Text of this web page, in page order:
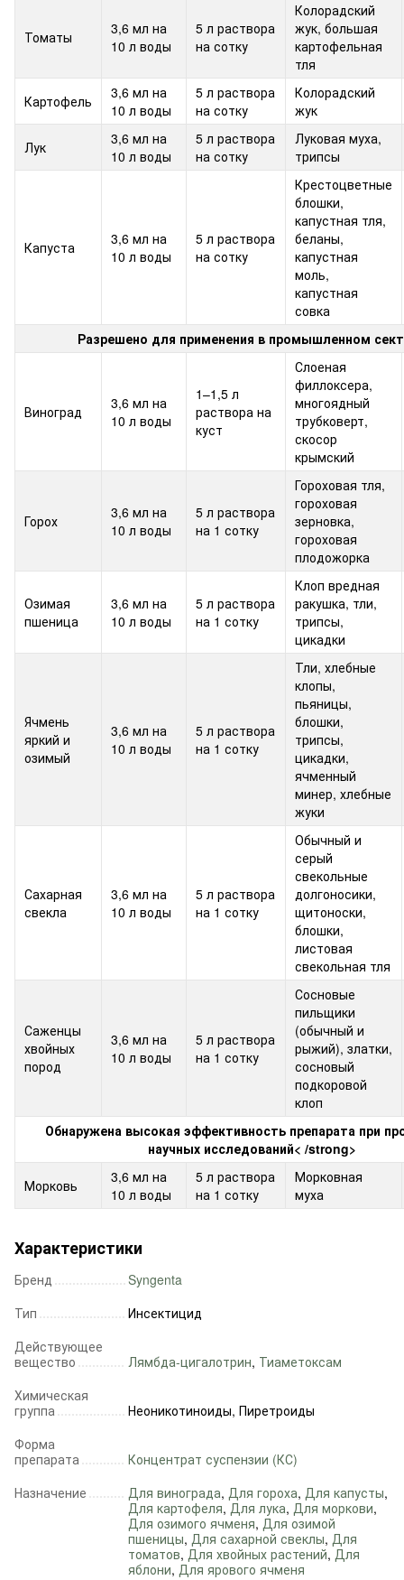
Томаты
3,6 мл на
10 л воды
5 ​​л раствора
на сотку
Колорадский
жук, большая
картофельная
тля
Картофель
3,6 мл на
10 л воды
5 ​​л раствора
на сотку
Колорадский
жук
Лук
3,6 мл на
10 л воды
5 ​​л раствора
на сотку
Луковая муха,
трипсы
Капуста
3,6 мл на
10 л воды
5 ​​л раствора
на сотку
Крестоцветные
блошки,
капустная тля,
беланы,
капустная
моль,
капустная
совка
Разрешено для применения в промышленном
Виноград
3,6 мл на
10 л воды
1–1,5 л
раствора на
куст
Слоеная
филлоксера,
многоядный
трубковерт,
скосор
крымский
Горох
3,6 мл на
10 л воды
5 ​​л раствора
на 1 сотку
Гороховая тля,
гороховая
зерновка,
гороховая
плодожорка
Озимая
пшеница
3,6 мл на
10 л воды
5 ​​л раствора
на 1 сотку
Клоп вредная
ракушка, тли,
трипсы,
цикадки
Ячмень
яркий и
озимый
3,6 мл на
10 л воды
5 ​​л раствора
на 1 сотку
Тли, хлебные
клопы,
пьяницы,
блошки,
трипсы,
цикадки,
ячменный
минер, хлебные
жуки
Сахарная
свекла
3,6 мл на
10 л воды
5 ​​л раствора
на 1 сотку
Обычный и
серый
свекольные
долгоносики,
щитоноски,
блошки,
листовая
свекольная тля
Саженцы
хвойных
пород
3,6 мл на
10 л воды
5 ​​л раствора
на 1 сотку
Сосновые
пильщики
(обычный и
рыжий), златки,
сосновый
подкоровой
клоп
Обнаружена высокая эффективность препарата при
научных исследований< /strong>
Морковь
3,6 мл на
10 л воды
5 ​​л раствора
на 1 сотку
Морковная
муха
Характеристики
Бренд
Syngenta
Тип
Инсектицид
Действующее
вещество
Лямбда-цигалотрин, Тиаметоксам
Химическая
группа
Неоникотиноиды, Пиретроиды
Форма
препарата
Концентрат суспензии (КС)
Назначение
Для винограда, Для гороха, Для капусты,
Для картофеля, Для лука, Для моркови,
Для озимого ячменя, Для озимой
пшеницы, Для сахарной свеклы, Для
томатов, Для хвойных растений, Для
яблони, Для ярового ячменя